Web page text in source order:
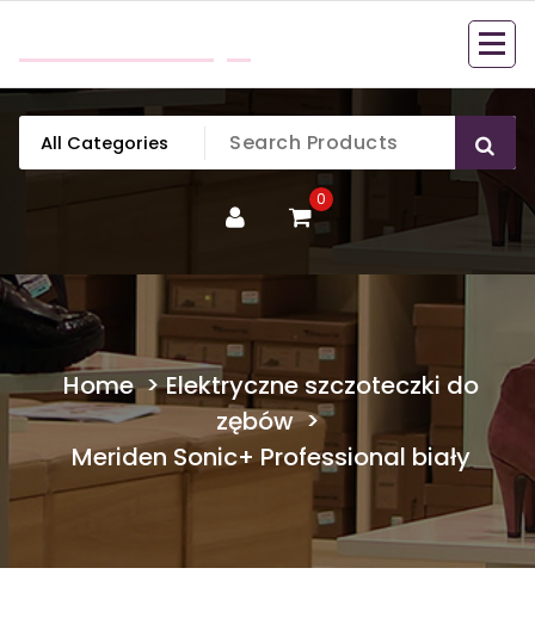
content
0
Home>Elektryczne szczoteczki do
zębów>
Meriden Sonic+ Professional biały